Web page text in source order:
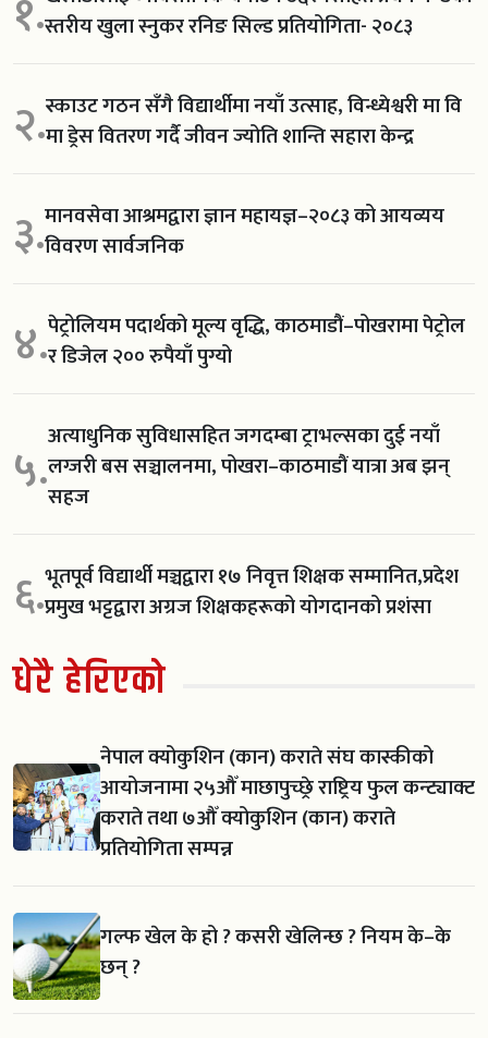
१.स्तरीय खुला स्नुकर रनिङ सिल्ड प्रतियोगिता- २०८३
२.स्काउट गठन सँगै विद्यार्थीमा नयाँ उत्साह, विन्ध्येश्वरी मा वि
मा ड्रेस वितरण गर्दै जीवन ज्योति शान्ति सहारा केन्द्र
३.मानवसेवा आश्रमद्वारा ज्ञान महायज्ञ–२०८३ को आयव्यय
विवरण सार्वजनिक
४.पेट्रोलियम पदार्थको मूल्य वृद्धि, काठमाडौं–पोखरामा पेट्रोल
र डिजेल २०० रुपैयाँ पुग्यो
५.अत्याधुनिक सुविधासहित जगदम्बा ट्राभल्सका दुई नयाँ
लग्जरी बस सञ्चालनमा, पोखरा–काठमाडौं यात्रा अब झन्
सहज
६.भूतपूर्व विद्यार्थी मञ्चद्वारा १७ निवृत्त शिक्षक सम्मानित,प्रदेश
प्रमुख भट्टद्वारा अग्रज शिक्षकहरूको योगदानको प्रशंसा
धेरै हेरिएको
नेपाल क्योकुशिन (कान) कराते संघ कास्कीको
आयोजनामा २५औँ माछापुच्छ्रे राष्ट्रिय फुल कन्ट्याक्ट
कराते तथा ७औँ क्योकुशिन (कान) कराते
प्रतियोगिता सम्पन्न
गल्फ खेल के हो ? कसरी खेलिन्छ ? नियम के–के
छन् ?